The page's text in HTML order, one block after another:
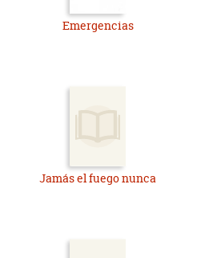
Emergencias
Jamás el fuego nunca